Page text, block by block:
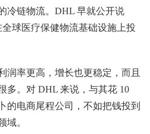
冷链物流。DHL 早就公开说
球医疗保健物流基础设施上投
润率更高，增长也更稳定，而且
多。对 DHL 来说，与其花 10
的电商尾程公司，不如把钱投到
域。